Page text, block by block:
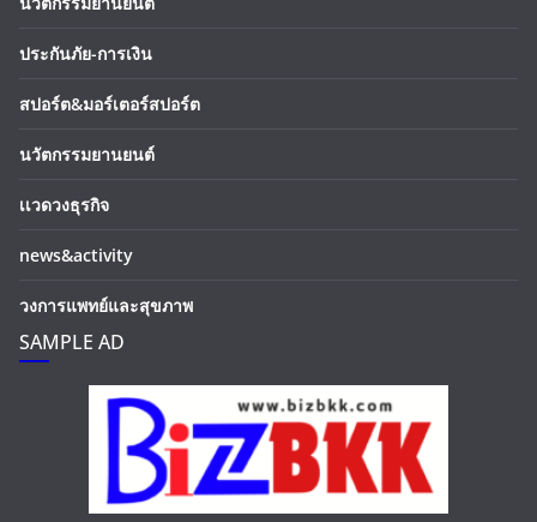
ประกันภัย-การเงิน
สปอร์ต&มอร์เตอร์สปอร์ต
นวัตกรรมยานยนต์
เเวดวงธุรกิจ
news&activity
วงการแพทย์และสุขภาพ
SAMPLE AD